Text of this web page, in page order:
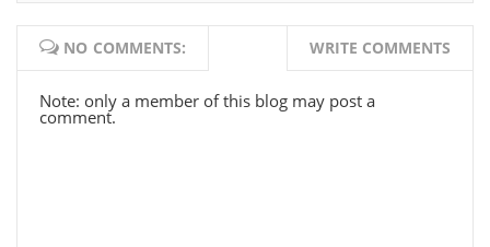
NO COMMENTS: WRITE COMMENTS
Note: only a member of this blog may post a
comment.